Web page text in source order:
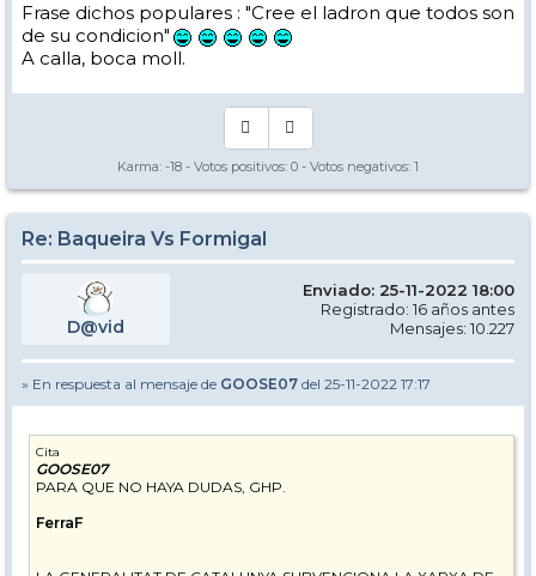
Frase dichos populares : "Cree el ladron que todos son
de su condicion"
A calla, boca moll.
Karma: -18 - Votos positivos: 0 - Votos negativos: 1
Re: Baqueira Vs Formigal
D@vid
Enviado: 25-11-2022 18:00
Registrado: 16 años antes
Mensajes: 10.227
» En respuesta al mensaje de GOOSE07 del 25-11-2022 17:17
Cita
GOOSE07
PARA QUE NO HAYA DUDAS, GHP.
FerraF